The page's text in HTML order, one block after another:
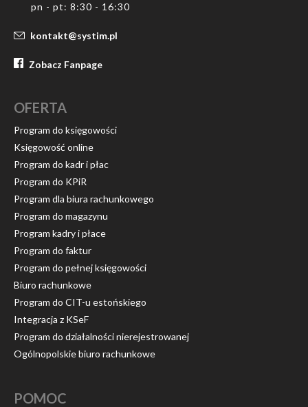
pn - pt: 8:30 - 16:30
kontakt@systim.pl
Zobacz Fanpage
OFERTA
Program do księgowości
Księgowość online
Program do kadr i płac
Program do KPiR
Program dla biura rachunkowego
Program do magazynu
Program kadry i płace
Program do faktur
Program do pełnej księgowości
Biuro rachunkowe
Program do CIT-u estońskiego
Integracja z KSeF
Program do działalności nierejestrowanej
Ogólnopolskie biuro rachunkowe
POMOC